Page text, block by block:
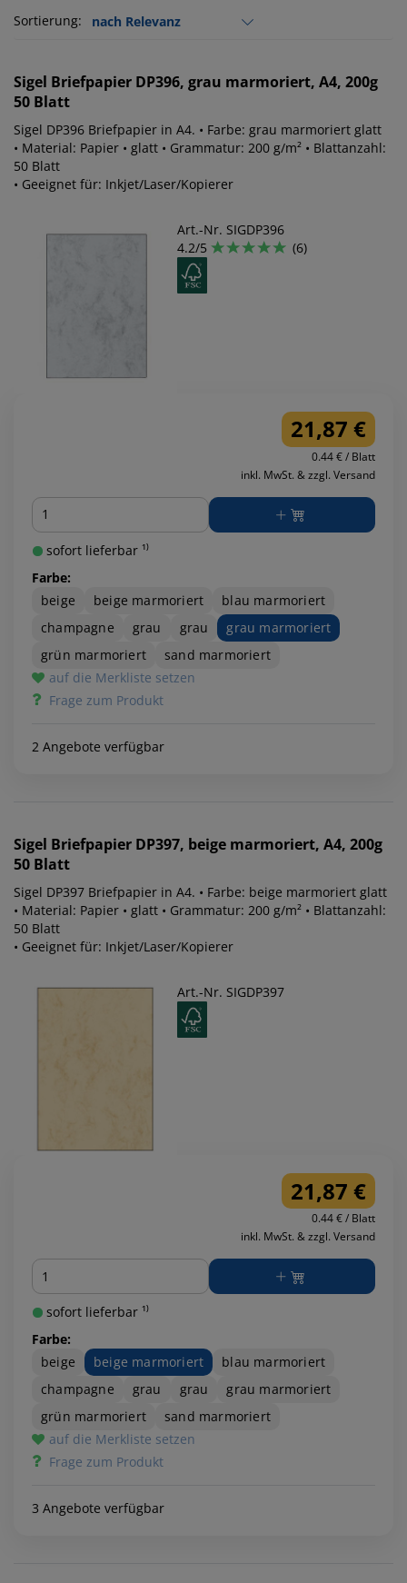
Sortierung:
Sigel Briefpapier DP396, grau marmoriert, A4, 200g
50 Blatt
Sigel DP396 Briefpapier in A4. • Farbe: grau marmoriert glatt
• Material: Papier • glatt • Grammatur: 200 g/m² • Blattanzahl:
50 Blatt
• Geeignet für: Inkjet/Laser/Kopierer
Art.-Nr. SIGDP396
4.2/5
(6)
21,87 €
0.44 € / Blatt
inkl. MwSt. & zzgl. Versand
Menge
sofort lieferbar ¹⁾
Farbe:
beige
beige marmoriert
blau marmoriert
champagne
grau grau
grau marmoriert
grün marmoriert
sand marmoriert
auf die Merkliste setzen
Frage zum Produkt
2 Angebote verfügbar
Sigel Briefpapier DP397, beige marmoriert, A4, 200g
50 Blatt
Sigel DP397 Briefpapier in A4. • Farbe: beige marmoriert glatt
• Material: Papier • glatt • Grammatur: 200 g/m² • Blattanzahl:
50 Blatt
• Geeignet für: Inkjet/Laser/Kopierer
Art.-Nr. SIGDP397
21,87 €
0.44 € / Blatt
inkl. MwSt. & zzgl. Versand
Menge
sofort lieferbar ¹⁾
Farbe:
beige
beige marmoriert
blau marmoriert
champagne
grau grau
grau marmoriert
grün marmoriert
sand marmoriert
auf die Merkliste setzen
Frage zum Produkt
3 Angebote verfügbar